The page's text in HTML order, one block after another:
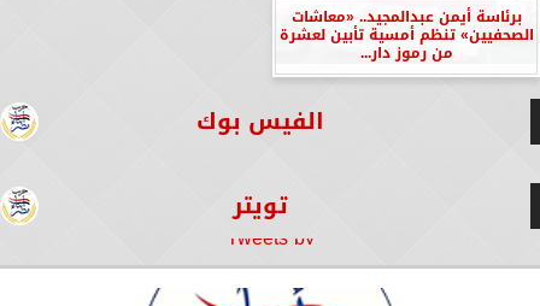
برئاسة أيمن عبدالمجيد.. «معاشات
الصحفيين» تنظم أمسية تأبين لعشرة
من رموز دار...
الفيس بوك
تويتر
Tweets by